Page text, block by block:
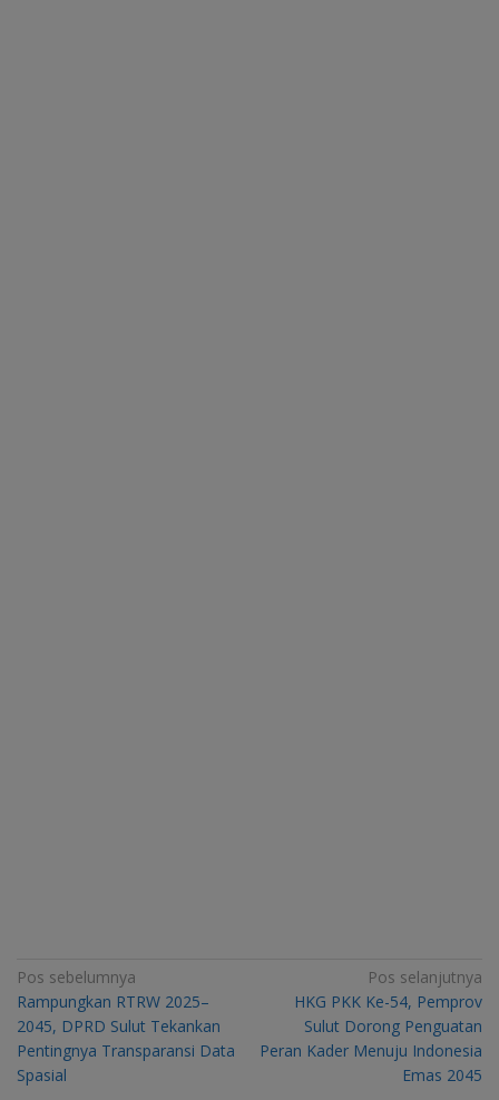
Navigasi
pos
Pos sebelumnya
Rampungkan RTRW 2025–
2045, DPRD Sulut Tekankan
Pentingnya Transparansi Data
Spasial
Pos selanjutnya
HKG PKK Ke-54, Pemprov
Sulut Dorong Penguatan
Peran Kader Menuju Indonesia
Emas 2045